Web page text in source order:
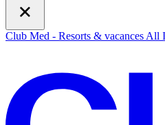
Club Med - Resorts & vacances All